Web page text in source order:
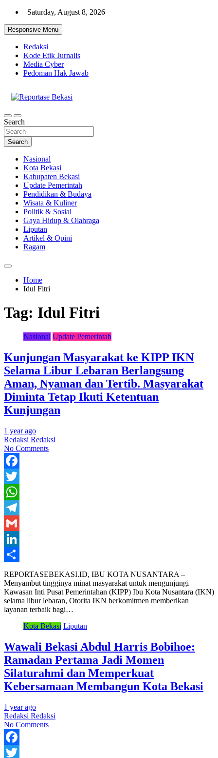
Skip
content
Saturday, August 8, 2026
Responsive Menu
Redaksi
Kode Etik Jurnalis
Media Cyber
Pedoman Hak Jawab
Reportase Bekasi
Cakrawala Informasi Warga Bekasi
Search
Search
Nasional
Kota Bekasi
Kabupaten Bekasi
Update Pemerintah
Pendidikan & Budaya
Wisata & Kuliner
Politik & Sosial
Gaya Hidup & Olahraga
Liputan
Artikel & Opini
Ragam
Home
Idul Fitri
Tag: Idul Fitri
Nasional Update Pemerintah
Kunjungan Masyarakat ke KIPP IKN
Selama Libur Lebaran Berlangsung
Aman, Nyaman dan Tertib. Masyarakat
Diminta Tetap Ikuti Ketentuan
Kunjungan
1 year ago
Redaksi Redaksi
No Comments
Facebook
Twitter
WhatsApp
Telegram
Gmail
LinkedIn
Share
REPORTASEBEKASI.ID, IBU KOTA NUSANTARA –
Menyambut tingginya minat masyarakat untuk mengunjungi
Kawasan Inti Pusat Pemerintahan (KIPP) Ibu Kota Nusantara (IKN)
selama libur lebaran, Otorita IKN berkomitmen memberikan
layanan terbaik bagi…
Kota Bekasi Liputan
Wawali Bekasi Abdul Harris Bobihoe:
Ramadan Pertama Jadi Momen
Silaturahmi dan Memperkuat
Kebersamaan Membangun Kota Bekasi
1 year ago
Redaksi Redaksi
No Comments
Facebook